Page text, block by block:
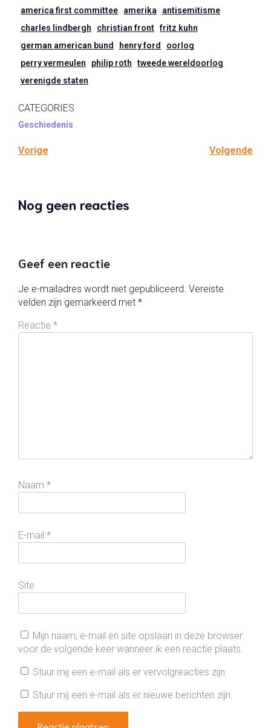
america first committee amerika
antisemitisme
charles lindbergh
christian front fritz kuhn
german american bund
henry ford
oorlog
perry vermeulen
philip roth
tweede wereldoorlog
verenigde staten
CATEGORIES
Geschiedenis
Vorige Volgende
Nog geen reacties
Geef een reactie
Je e-mailadres wordt niet gepubliceerd. Vereiste
velden zijn gemarkeerd met *
Reactie *
Naam *
E-mail *
Site
Mijn naam, e-mail en site opslaan in deze browser
voor de volgende keer wanneer ik een reactie plaats.
Stuur mij een e-mail als er vervolgreacties zijn.
Stuur mij een e-mail als er nieuwe berichten zijn.